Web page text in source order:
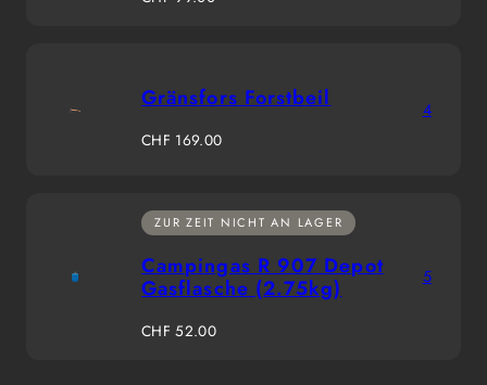
Gränsfors Forstbeil
Regulärer
CHF 169.00
4
ZUR ZEIT NICHT AN LAGER
Campingas R 907 Depot
Gasflasche (2.75kg)
Regulärer
CHF 52.00
5